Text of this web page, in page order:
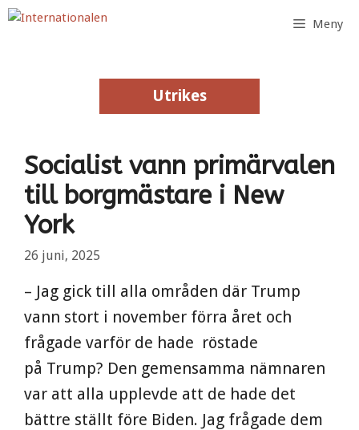
Hoppa
Meny
Utrikes
Utrikes
Socialist vann primärvalen
till borgmästare i New
York
26 juni, 2025
– Jag gick till alla områden där Trump
vann stort i november förra året och
frågade varför de hade röstade
på Trump? Den gemensamma nämnaren
var att alla upplevde att de hade det
bättre ställt före Biden. Jag frågade dem